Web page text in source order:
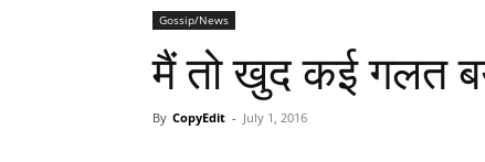
Gossip/News
मैं तो खुद कई गलत
By CopyEdit - July 1, 2016